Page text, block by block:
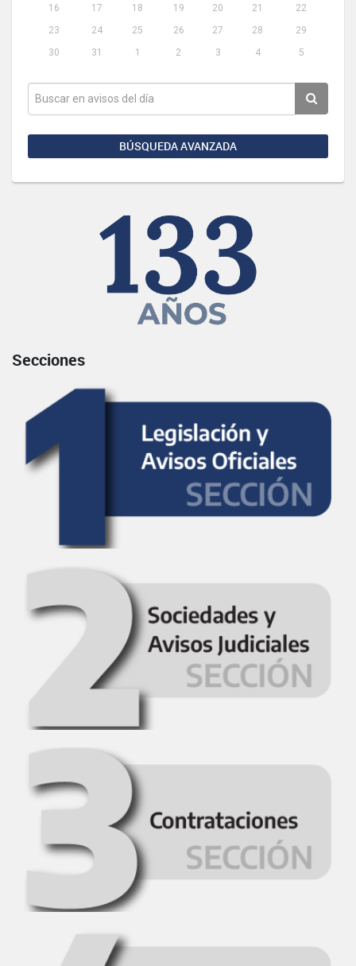
16
17 18 19 20 21
22
23
24 25 26 27 28
29
30
31 1 2 3 4 5
BÚSQUEDA AVANZADA
Secciones